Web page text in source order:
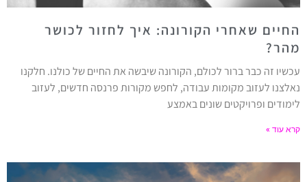
החיים שאחרי הקורונה: איך לחזור לכושר
מהר?
עכשיו זה כבר ברור לכולם, הקורונה שיבשה את החיים של כולנו. חלקנו
נאלצנו לעזוב מקומות עבודה, לחפש מקורות פרנסה חדשים, לעזוב
לימודים ופרויקטים שונים באמצע
קרא עוד »